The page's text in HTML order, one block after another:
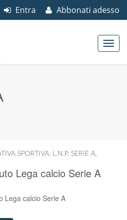
Abbonati adesso
Entra
SPORTIVA, L.N.P. SERIE A,
Lega calcio Serie A
Lega calcio Serie A